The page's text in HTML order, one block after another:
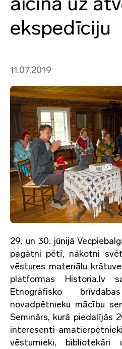
ekspedīciju
11.07.2019
29. un 30. jūnijā
pagātni pētī, nākotni
vēstures materiālu
platformas Historia.lv
Etnogrāfisko
novadpētnieku mācību
Seminārs, kurā piedalījās
interesenti-
vēsturnieki, bibliotekāri